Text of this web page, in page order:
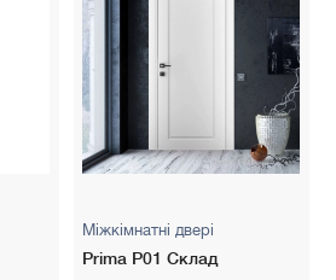
точну вартість дверей у
із можливою зміною курсу валют!
Міжкімнатні двері
Prima P01 Склад